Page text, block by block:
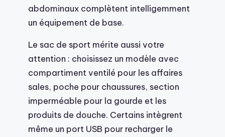
abdominaux complètent intelligemment
un équipement de base.
Le sac de sport mérite aussi votre
attention : choisissez un modèle avec
compartiment ventilé pour les affaires
sales, poche pour chaussures, section
imperméable pour la gourde et les
produits de douche. Certains intègrent
même un port USB pour recharger le